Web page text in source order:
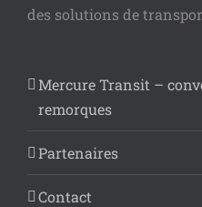
des solutions de
Mercure Transit –
remorques
Partenaires
Contact